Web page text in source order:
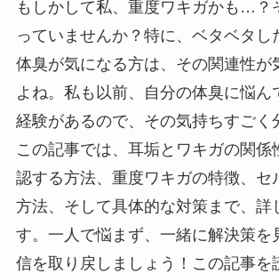
もしかして私、重度ワキガかも…？
っていませんか？特に、ベタベタし
体臭が気になる方は、その関連性が
よね。私も以前、自分の体臭に悩ん
経験があるので、その気持ちすごく
この記事では、耳垢とワキガの関係
認する方法、重度ワキガの特徴、セ
方法、そして具体的な対策まで、詳
す。一人で悩まず、一緒に解決策を
信を取り戻しましょう！この記事を